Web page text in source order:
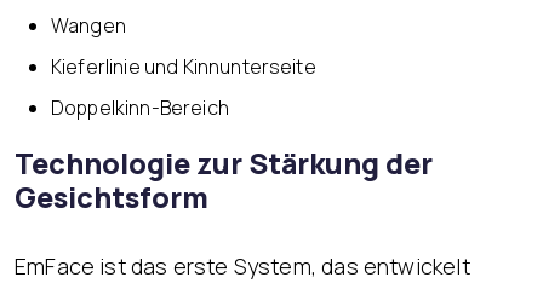
Wangen
Kieferlinie und Kinnunterseite
Doppelkinn-Bereich
Technologie zur Stärkung der
Gesichtsform
EmFace ist das erste System, das entwickelt